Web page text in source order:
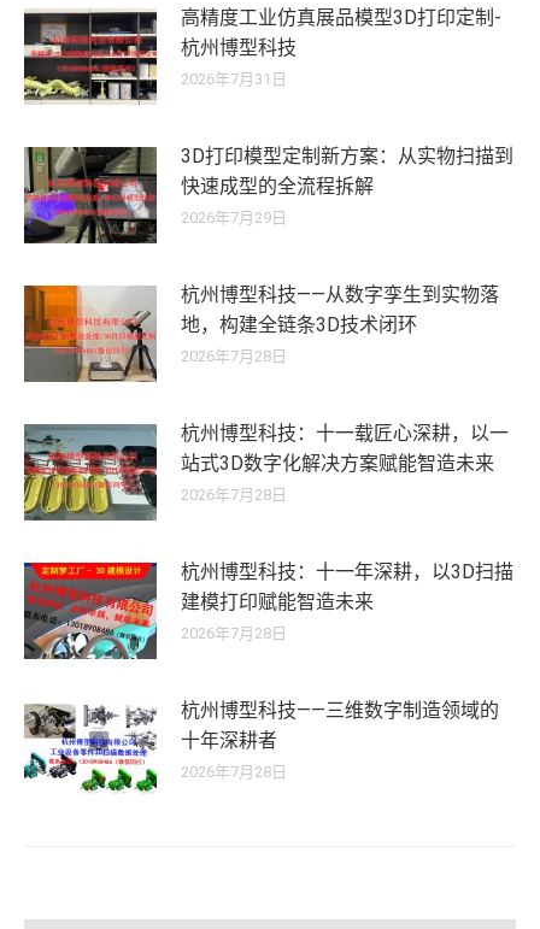
高精度工业仿真展品模型3D打印定制-
杭州博型科技
2026年7月31日
3D打印模型定制新方案：从实物扫描到
快速成型的全流程拆解
2026年7月29日
杭州博型科技——从数字孪生到实物落
地，构建全链条3D技术闭环
2026年7月28日
杭州博型科技：十一载匠心深耕，以一
站式3D数字化解决方案赋能智造未来
2026年7月28日
杭州博型科技：十一年深耕，以3D扫描
建模打印赋能智造未来
2026年7月28日
杭州博型科技——三维数字制造领域的
十年深耕者
2026年7月28日